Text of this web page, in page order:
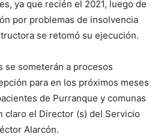
ya que recién el 2021, luego de
por problemas de insolvencia
se retomó su ejecución.
se someterán a procesos
para en los próximos meses
de Purranque y comunas
claro el Director (s) del Servicio
Alarcón.